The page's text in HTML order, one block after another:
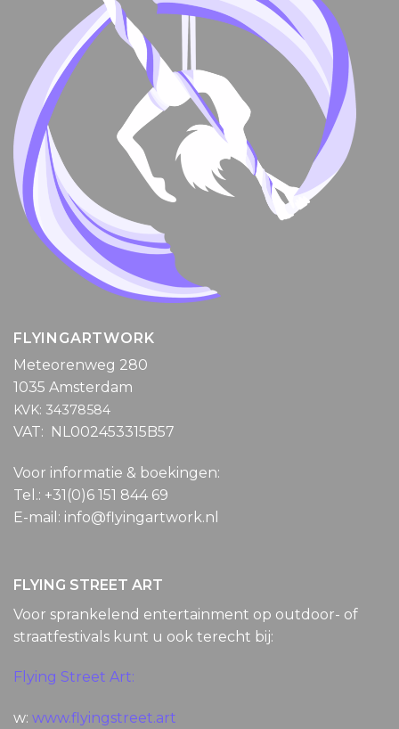
FLYINGARTWORK
Meteorenweg 280
1035 Amsterdam
KVK: 34378584
VAT: NL002453315B57
Voor informatie & boekingen:
Tel.: +31(0)6 151 844 69
E-mail: info@flyingartwork.nl
FLYING STREET ART
Voor sprankelend entertainment op outdoor- of
straatfestivals kunt u ook terecht bij:
Flying Street Art:
w: www.flyingstreet.art